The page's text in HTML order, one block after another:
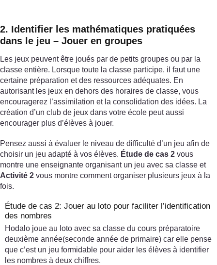
2. Identifier les mathématiques pratiquées
dans le jeu – Jouer en groupes
Les jeux peuvent être joués par de petits groupes ou par la
classe entière. Lorsque toute la classe participe, il faut une
certaine préparation et des ressources adéquates. En
autorisant les jeux en dehors des horaires de classe, vous
encouragerez l’assimilation et la consolidation des idées. La
création d’un club de jeux dans votre école peut aussi
encourager plus d’élèves à jouer.
Pensez aussi à évaluer le niveau de difficulté d’un jeu afin de
choisir un jeu adapté à vos élèves. Étude de cas 2 vous
montre une enseignante organisant un jeu avec sa classe et
Activité 2 vous montre comment organiser plusieurs jeux à la
fois.
Étude de cas 2: Jouer au loto pour faciliter l’identification
des nombres
Hodalo joue au loto avec sa classe du cours préparatoire
deuxième année(seconde année de primaire) car elle pense
que c’est un jeu formidable pour aider les élèves à identifier
les nombres à deux chiffres.